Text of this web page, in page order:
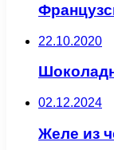
22.10.2020
02.12.2024
Желе из